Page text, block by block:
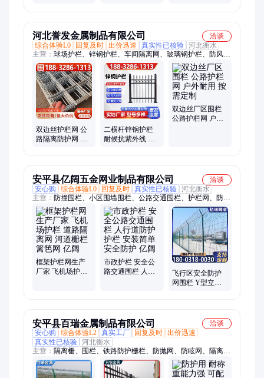
河北誉发金属制品有限公司
洽谈
综合体验L0
回复及时 出价迅速 真实性已核验 河北衡水
主营： 球场护栏、锌钢护栏、车间隔离网、玻璃钢护栏、防风抑
尘网
双边丝护栏网 公
路隔离防护网 厂
二横杆锌钢护栏
耐候抗紫外线 户
双边丝厂区围栏
公路护栏网 户外
安平县亿阔五金网业制品有限公司
洽谈
安心购
综合体验L0 回复及时 真实性已核验 河北衡水
主营： 防撞围栏、小区围墙围栏、公路交通围栏、护栏网、防护
护栏、铁丝网围墙、铁丝网围栏、公路市政护栏、公路框架护
栏、防爬围墙护栏、庭院围墙护栏、防护道路隔离栅
框架护栏网生产
厂家 飞机场护栏
市政护栏 安全公
路交通围栏 人行
飞行区安全防护
网围栏 Y型立柱
安平县百瑞金属制品有限公司
洽谈
安心购
综合体验L2 真实工厂 回复及时 出价迅速
真实性已核验 河北衡水
主营： 隔离栅、围栏、铁路防护栅栏、防抛网、防眩网、隔离
网、防护网、金属网片、焊接网隔离栅、防护栏杆、电焊网隔离
栅、围栏网、钢筋网、防爬网、机场监狱隔离网、防御网、桥梁